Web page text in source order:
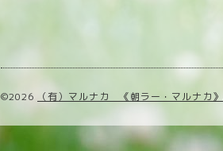
©2026 （有）マルナカ 《朝ラー・マルナカ》